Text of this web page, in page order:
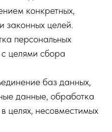
конкретных,
законных целей.
персональных
целями сбора
баз данных,
данные, обработка
целях, несовместимых